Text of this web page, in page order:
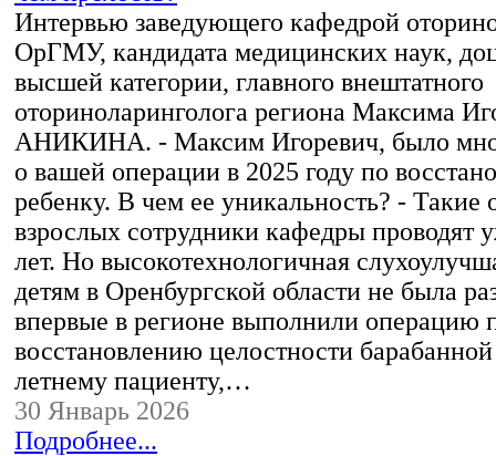
Интервью заведующего кафедрой
ОрГМУ, кандидата медицинских наук,
высшей категории, главного внештатного
оториноларинголога региона Максима
АНИКИНА. - Максим Игоревич, было
о вашей операции в 2025 году по
ребенку. В чем ее уникальность? - Такие
взрослых сотрудники кафедры проводят
лет. Но высокотехнологичная
детям в Оренбургской области не была
впервые в регионе выполнили операцию
восстановлению целостности
летнему пациенту,…
30 Январь 2026
Подробнее...